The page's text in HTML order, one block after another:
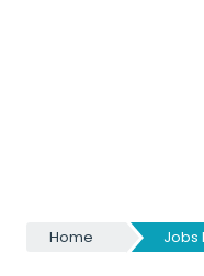
Home Jobs